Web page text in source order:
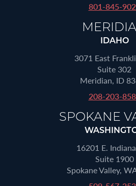
801-845-
IDAHO
3071 East
Suite 302
Meridian, ID
208-203-
SPOKANE
16201 E.
Suite 1900
Spokane Valley,